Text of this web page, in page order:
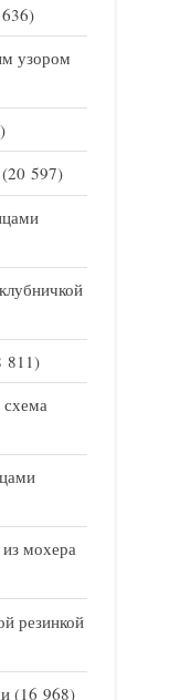
узором
(20 597)
811)
схема
мохера
резинкой
(16 968)